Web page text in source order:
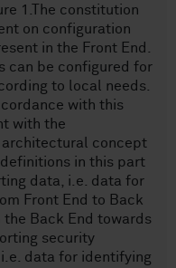
1.The constitution
on configuration
in the Front End.
can be configured for
to local needs.
with this
with the
concept
definitions in this part
data, i.e. data for
Front End to Back
the Back End towards
security
data for identifying